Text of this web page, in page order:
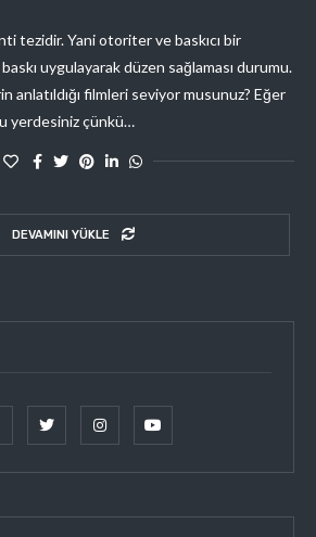
tezidir. Yani otoriter ve baskıcı bir
uygulayarak düzen sağlaması durumu.
anlatıldığı filmleri seviyor musunuz? Eğer
yerdesiniz çünkü…
DEVAMINI YÜKLE